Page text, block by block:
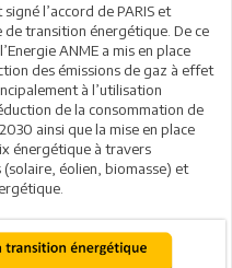
l’accord de PARIS et
transition énergétique. De ce
ANME a mis en place
des émissions de gaz à effet
à l’utilisation
de la consommation de
ainsi que la mise en place
énergétique à travers
éolien, biomasse) et